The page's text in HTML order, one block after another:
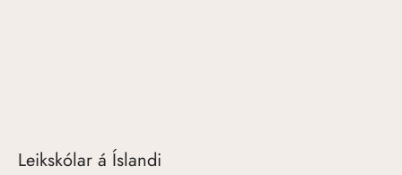
Leikskólar á Íslandi